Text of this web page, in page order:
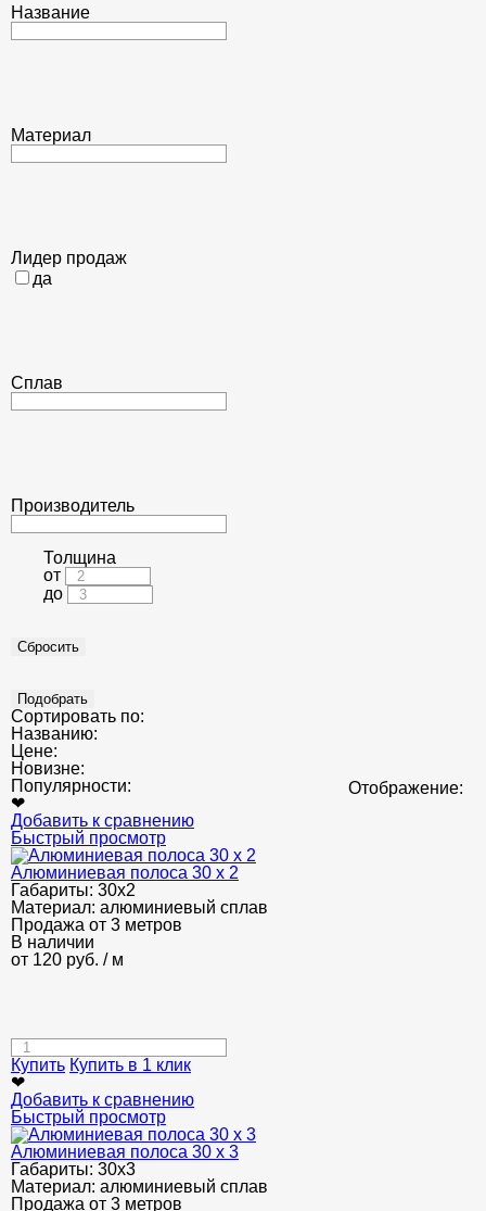
Название
Материал
Лидер продаж
да
Сплав
Производитель
Толщина
от
до
Сортировать по:
Названию:
Цене:
Новизне:
Популярности:
Отображение:
❤
Добавить к сравнению
Быстрый просмотр
Алюминиевая полоса 30 х 2
Габариты: 30х2
Материал: алюминиевый сплав
Продажа от 3 метров
В наличии
от 120 руб. / м
Купить Купить в 1 клик
❤
Добавить к сравнению
Быстрый просмотр
Алюминиевая полоса 30 х 3
Габариты: 30х3
Материал: алюминиевый сплав
Продажа от 3 метров